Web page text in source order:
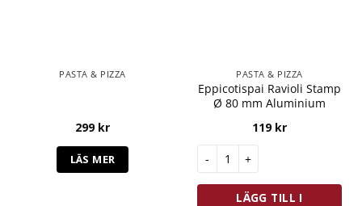
PASTA & PIZZA
299 kr
LÄS MER
PASTA & PIZZA
Eppicotispai Ravioli Stamp
Ø 80 mm Aluminium
119 kr
Eppicotispai Ravioli Stamp Ø
LÄGG TILL I